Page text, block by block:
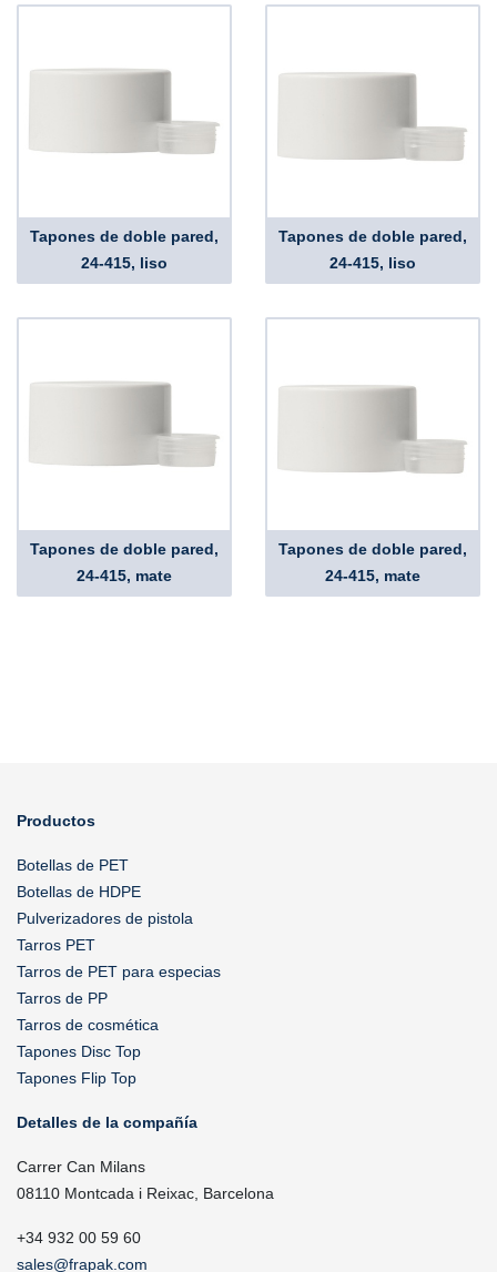
Tapones de doble pared,
24-415, liso
Tapones de doble pared,
24-415, liso
Tapones de doble pared,
24-415, mate
Tapones de doble pared,
24-415, mate
Productos
Botellas de PET
Botellas de HDPE
Pulverizadores de pistola
Tarros PET
Tarros de PET para especias
Tarros de PP
Tarros de cosmética
Tapones Disc Top
Tapones Flip Top
Detalles de la compañía
Carrer Can Milans
08110 Montcada i Reixac, Barcelona
+34 932 00 59 60
sales@frapak.com